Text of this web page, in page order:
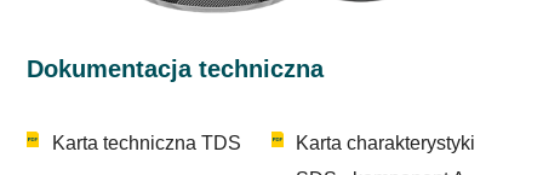
Dokumentacja techniczna
Karta techniczna TDS
Karta charakterystyki